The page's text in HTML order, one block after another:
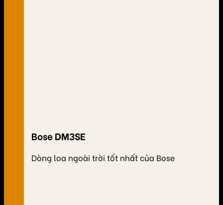
Bose DM3SE
Dòng loa ngoài trời tốt nhất của Bose